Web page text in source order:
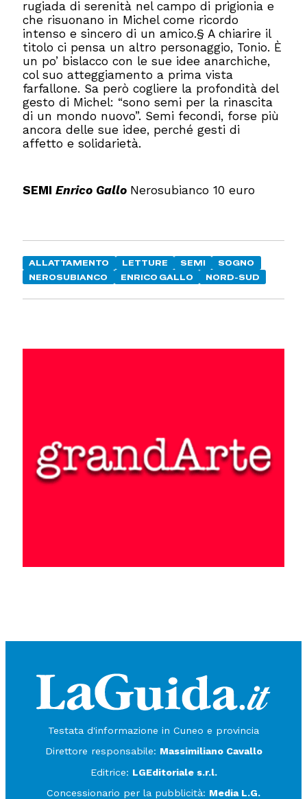
rugiada di serenità nel campo di prigionia e
che risuonano in Michel come ricordo
intenso e sincero di un amico.§ A chiarire il
titolo ci pensa un altro personaggio, Tonio. È
un po’ bislacco con le sue idee anarchiche,
col suo atteggiamento a prima vista
farfallone. Sa però cogliere la profondità del
gesto di Michel: “sono semi per la rinascita
di un mondo nuovo”. Semi fecondi, forse più
ancora delle sue idee, perché gesti di
affetto e solidarietà.
SEMIEnrico Gallo Nerosubianco 10 euro
ALLATTAMENTO LETTURE SEMI
SOGNO
NEROSUBIANCO
ENRICO GALLO NORD-SUD
Testata d'informazione in Cuneo e provincia
Direttore responsabile: Massimiliano Cavallo
Editrice: LGEditoriale s.r.l.
Concessionario per la pubblicità: Media L.G.